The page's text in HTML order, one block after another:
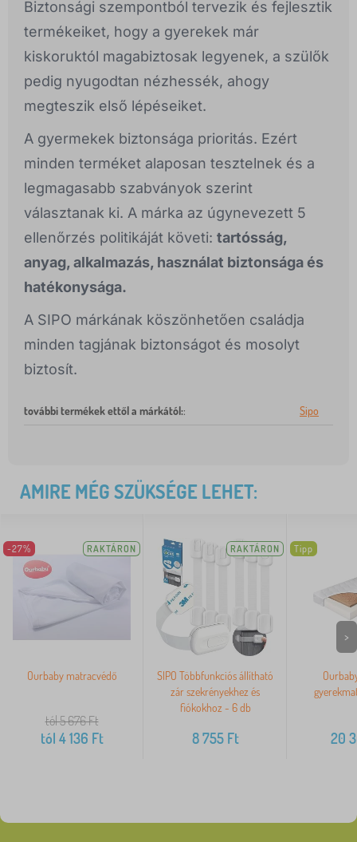
Biztonsági szempontból tervezik és fejlesztik
termékeiket, hogy a gyerekek már
kiskoruktól magabiztosak legyenek, a szülők
pedig nyugodtan nézhessék, ahogy
megteszik első lépéseiket.
A gyermekek biztonsága prioritás. Ezért
minden terméket alaposan tesztelnek és a
legmagasabb szabványok szerint
választanak ki. A márka az úgynevezett 5
ellenőrzés politikáját követi: tartósság,
anyag, alkalmazás, használat biztonsága és
hatékonysága.
A SIPO márkának köszönhetően családja
minden tagjának biztonságot és mosolyt
biztosít.
további termékek ettől a márkától:: Sipo
AMIRE MÉG SZÜKSÉGE LEHET:
-27% RAKTÁRON
Ourbaby matracvédő
tól 5 676Ft
tól 4 136 Ft
RAKTÁRON
SIPO Többfunkciós állítható
zár szekrényekhez és
fiókokhoz - 6 db
8 755Ft
Tipp
20
>